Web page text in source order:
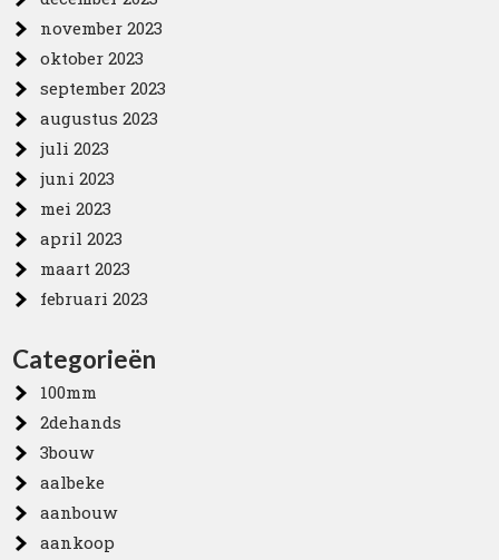
november 2023
oktober 2023
september 2023
augustus 2023
juli 2023
juni 2023
mei 2023
april 2023
maart 2023
februari 2023
Categorieën
100mm
2dehands
3bouw
aalbeke
aanbouw
aankoop